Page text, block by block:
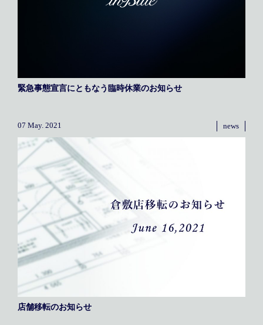
緊急事態宣言にともなう臨時休業のお知らせ
07 May. 2021 news
店舗移転のお知らせ